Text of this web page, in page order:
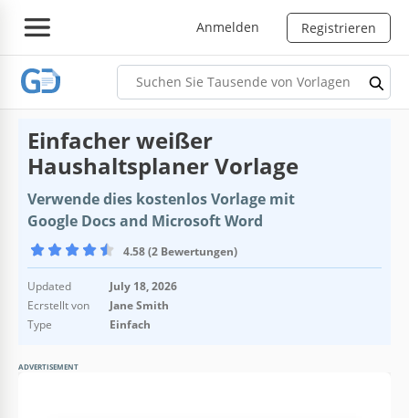
Anmelden Registrieren
Einfacher weißer
Haushaltsplaner Vorlage
Verwende dies kostenlos Vorlage mit
Google Docs and Microsoft Word
4.58 (2 Bewertungen)
Updated
July 18, 2026
Ecrstellt von
Jane Smith
Type
Einfach
ADVERTISEMENT